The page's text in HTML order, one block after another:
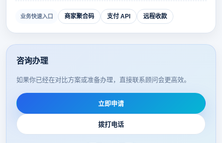
业务快速入口 商家聚合码 支付 API 远程收款
咨询办理
如果你已经在对比方案或准备办理，直接联系顾问会更高效。
立即申请
拨打电话